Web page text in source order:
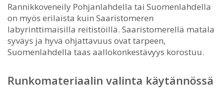
Rannikkoveneily Pohjanlahdella tai Suomenlahdella
on myös erilaista kuin Saaristomeren
labyrinttimaisilla reitistöillä. Saaristomerellä matala
syväys ja hyvä ohjattavuus ovat tarpeen,
Suomenlahdella taas aallokonkestävyys korostuu.
Runkomateriaalin valinta käytännössä